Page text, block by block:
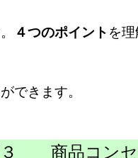
４つのポイント を
できます。
３ 商品コンセ